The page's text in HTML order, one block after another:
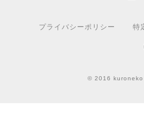
プライバシーポリシー 特
© 2016